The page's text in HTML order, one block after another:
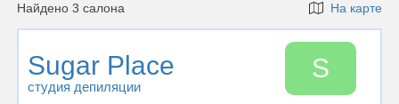
Найдено 3 салона На карте
Sugar Place
студия депиляции
S